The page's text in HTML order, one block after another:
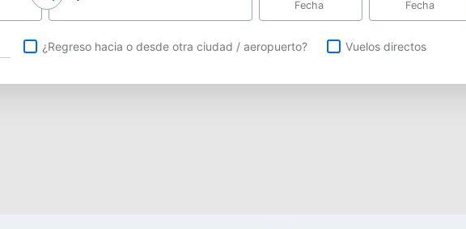
Fecha Fecha
o aeropuerto o vuelos directos
¿Regreso hacia o desde otra ciudad / aeropuerto? Vuelos directos